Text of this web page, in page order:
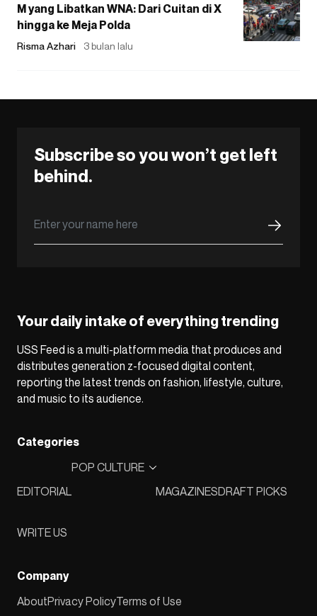
M yang Libatkan WNA: Dari Cuitan di X
hingga ke Meja Polda
Risma Azhari 3 bulan lalu
Subscribe so you won’t get left
behind.
Your daily intake of everything trending
USS Feed is a multi-platform media that produces and
distributes generation z-focused digital content,
reporting the latest trends on fashion, lifestyle, culture,
and music to its audience.
Categories
EDITORIAL
POP CULTURE
MAGAZINESDRAFT PICKS
WRITE US
Company
AboutPrivacy PolicyTerms of Use